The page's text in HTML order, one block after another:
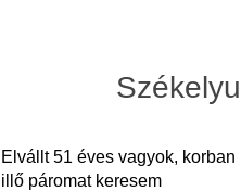
Elvállt 51 éves vagyok, korban
illő páromat keresem